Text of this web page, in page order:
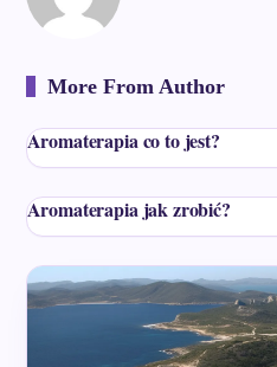
More From Author
Aromaterapia co to jest?
Aromaterapia jak zrobić?